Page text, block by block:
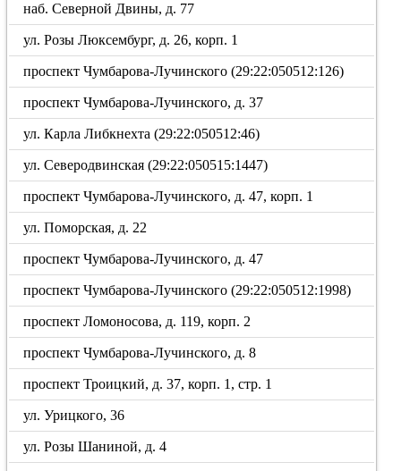
наб. Северной Двины, д. 77
ул. Розы Люксембург, д. 26, корп. 1
проспект Чумбарова-Лучинского (29:22:050512:126)
проспект Чумбарова-Лучинского, д. 37
ул. Карла Либкнехта (29:22:050512:46)
ул. Северодвинская (29:22:050515:1447)
проспект Чумбарова-Лучинского, д. 47, корп. 1
ул. Поморская, д. 22
проспект Чумбарова-Лучинского, д. 47
проспект Чумбарова-Лучинского (29:22:050512:1998)
проспект Ломоносова, д. 119, корп. 2
проспект Чумбарова-Лучинского, д. 8
проспект Троицкий, д. 37, корп. 1, стр. 1
ул. Урицкого, 36
ул. Розы Шаниной, д. 4